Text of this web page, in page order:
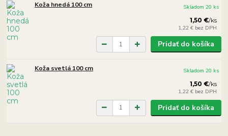
Koža hnedá 100 cm
1,50 €/ks
1,22 € bez DPH
Skladom 20 ks
Pridať do košíka
Koža svetlá 100 cm
1,50 €/ks
1,22 € bez DPH
Skladom 20 ks
Pridať do košíka